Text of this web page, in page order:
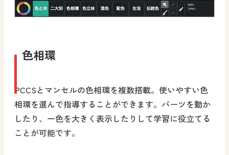
色相環
PCCSとマンセルの色相環を複数搭載。使いやすい色
相環を選んで指導することができます。パーツを動か
したり、一色を大きく表示したりして学習に役立てる
ことが可能です。